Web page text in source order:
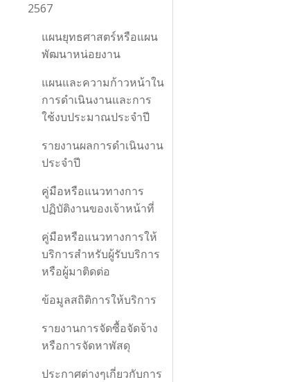
2567
แผนยุทธศาสตร์หรือแผน
พัฒนาหน่อยงาน
แผนและความก้าวหน้าใน
การดำเนินงานและการ
ใช้งบประมาณประจำปี
รายงานผลการดำเนินงาน
ประจำปี
คู่มือหรือแนวทางการ
ปฏิบัติงานของเจ้าหน้าที่
คู่มือหรือแนวทางการให้
บริการสำหรับผู้รับบริการ
หรือผู้มาติดต่อ
ข้อมูลสถิติการให้บริการ
รายงานการจัดซื้อจัดจ้าง
หรือการจัดหาพัสดุ
ประกาศต่างๆเกี่ยวกับการ